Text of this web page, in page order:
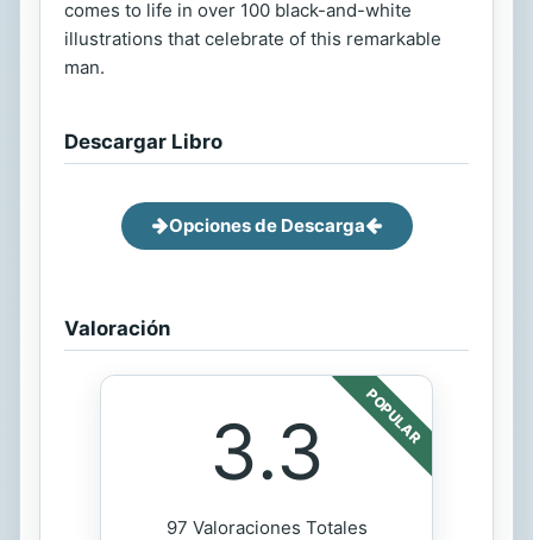
comes to life in over 100 black-and-white
illustrations that celebrate of this remarkable
man.
Descargar Libro
Opciones de Descarga
Valoración
POPULAR
3.3
97 Valoraciones Totales